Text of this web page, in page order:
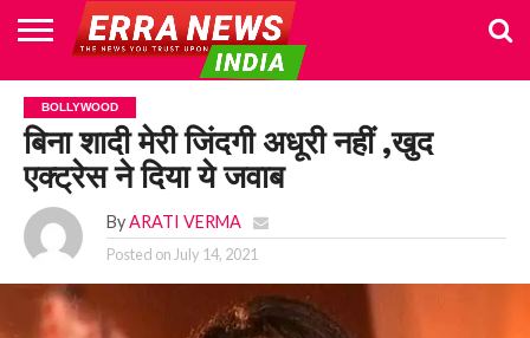
HOME
POLITICS
NEWS
BUSINESS
CULTURE
NATIONAL
SPORTS
LIFESTYLE
TRAVEL
OPINION
BREAKING
NEWS
ENTERTAINMENT
WORLD
CRIME
JOIN
US
BOLLYWOOD
बिना शादी मेरी जिंदगी अधूरी नहीं ,खुद
एक्ट्रेस ने दिया ये जवाब
By ARATI VERMA
Posted on July 14, 2021